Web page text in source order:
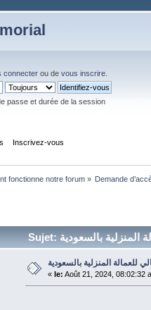
connecter ou de vous inscrire
passe et durée de la session
Inscrivez-vous
fonctionne notre forum» Demande
للعمالة المنزلية بالسعودية
« le: Août 21, 2024, 08:02:32